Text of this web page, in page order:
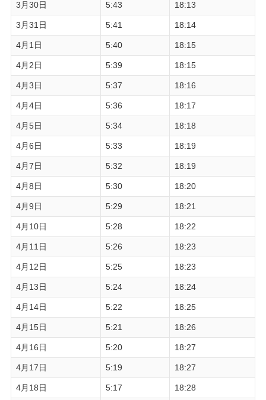
3月30日 5:43 18:13
3月31日 5:41 18:14
4月1日 5:40 18:15
4月2日 5:39 18:15
4月3日 5:37 18:16
4月4日 5:36 18:17
4月5日 5:34 18:18
4月6日 5:33 18:19
4月7日 5:32 18:19
4月8日 5:30 18:20
4月9日 5:29 18:21
4月10日 5:28 18:22
4月11日 5:26 18:23
4月12日 5:25 18:23
4月13日 5:24 18:24
4月14日 5:22 18:25
4月15日 5:21 18:26
4月16日 5:20 18:27
4月17日 5:19 18:27
4月18日 5:17 18:28